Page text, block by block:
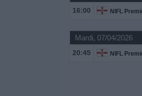
16:00 NIFL
Mardi, 07/04/2026
20:45 NIFL